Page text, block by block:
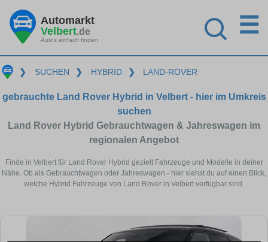
Automarkt
Velbert.de
Autos einfach finden
☰
❯ SUCHEN ❯ HYBRID ❯ LAND-ROVER
gebrauchte Land Rover Hybrid in Velbert - hier im Umkreis
suchen
Land Rover Hybrid Gebrauchtwagen & Jahreswagen im
regionalen Angebot
Finde in Velbert für Land Rover Hybrid gezielt Fahrzeuge und Modelle in deiner
Nähe. Ob als Gebrauchtwagen oder Jahreswagen - hier siehst du auf einen Blick,
welche Hybrid Fahrzeuge von Land Rover in Velbert verfügbar sind.